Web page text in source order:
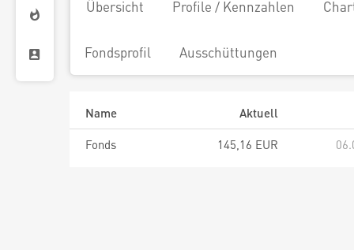
Übersicht Profile / Kennzahlen
Fondsprofil Ausschüttungen
Name
Aktuell
Fonds
145,16 EUR